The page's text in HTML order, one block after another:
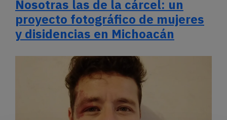
Nosotras las de la cárcel: un
proyecto fotográfico de mujeres
y disidencias en Michoacán